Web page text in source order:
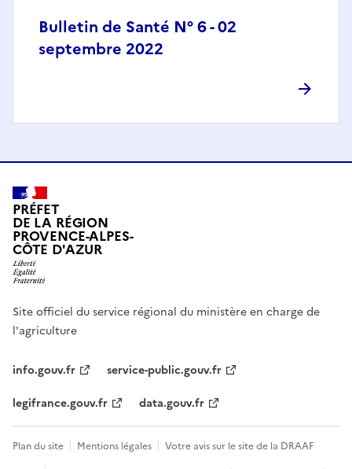
Bulletin de Santé N° 6 - 02
septembre 2022
PRÉFET
DE LA RÉGION
PROVENCE-ALPES-
CÔTE D'AZUR
Site officiel du service régional du ministère en charge de
l'agriculture
info.gouv.fr
service-public.gouv.fr
legifrance.gouv.fr
data.gouv.fr
Plan du site Mentions légales
Votre avis sur le site de la DRAAF